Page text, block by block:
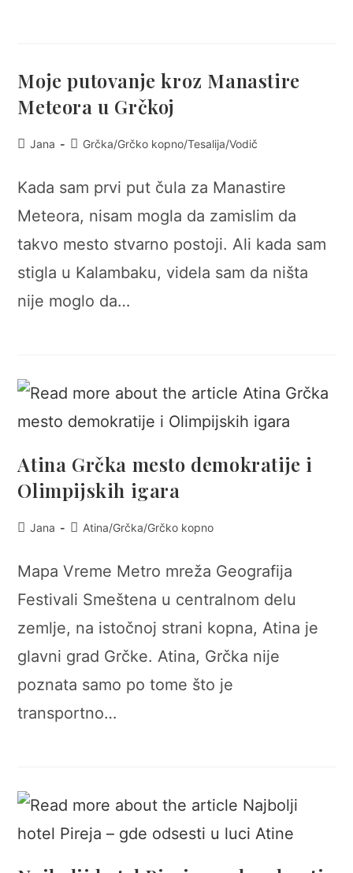
Moje putovanje kroz Manastire
Meteora u Grčkoj
PostJana
PostGrčka/Grčko kopno/Tesalija/Vodič
Kada sam prvi put čula za Manastire
Meteora, nisam mogla da zamislim da
takvo mesto stvarno postoji. Ali kada sam
stigla u Kalambaku, videla sam da ništa
nije moglo da…
Atina Grčka mesto demokratije i
Olimpijskih igara
PostJana
PostAtina/Grčka/Grčko kopno
Mapa Vreme Metro mreža Geografija
Festivali Smeštena u centralnom delu
zemlje, na istočnoj strani kopna, Atina je
glavni grad Grčke. Atina, Grčka nije
poznata samo po tome što je
transportno…